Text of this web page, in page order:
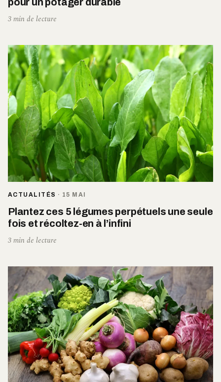
3 min de lecture
ACTUALITÉS · 15 MAI
Plantez ces 5 légumes perpétuels une seule
fois et récoltez-en à l’infini
3 min de lecture